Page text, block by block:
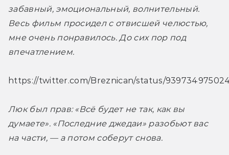
забавный, эмоциональный, волнительный.
Весь фильм просидел с отвисшей челюстью,
мне очень понравилось. До сих пор под
впечатлением.
https://twitter.com/Breznican/status/
Люк был прав: «Всё будет не так, как вы
думаете». «Последние джедаи» разобьют вас
на части, — а потом соберут снова.